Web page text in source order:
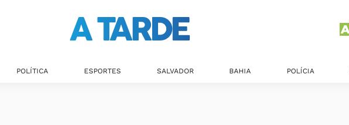
POLÍTICA ESPORTES SALVADOR BAHIA POLÍCIA